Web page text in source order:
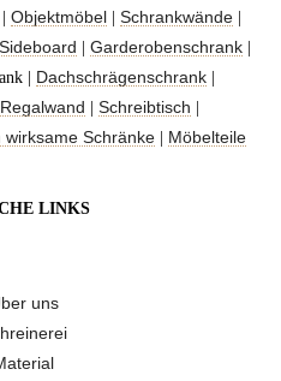
Objektmöbel Schrankwände|
Sideboard Garderobenschrank
| Dachschrägenschrank
Regalwand Schreibtisch
wirksame Schränke Möbelteile
LINKS
uns